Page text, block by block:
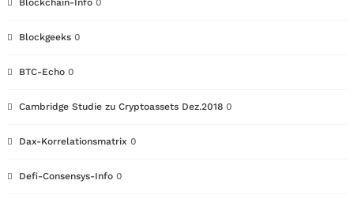
Blockchain-Info 0
Blockgeeks 0
BTC-Echo 0
Cambridge Studie zu Cryptoassets Dez.2018 0
Dax-Korrelationsmatrix 0
Defi-Consensys-Info 0